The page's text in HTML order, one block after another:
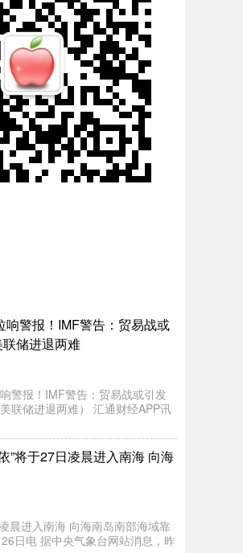
响警报！IMF警告：贸易战或
储进退两难
警报！IMF警告：贸易战或引发
联储进退两难） 汇通财经APP讯
”将于27日凌晨进入南海 向海
晨进入南海 向海南岛南部海域靠
日电 据中央气象台网站消息，昨